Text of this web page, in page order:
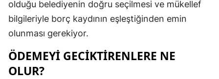
olduğu belediyenin doğru seçilmesi ve mükellef
bilgileriyle borç kaydının eşleştiğinden emin
olunması gerekiyor.
ÖDEMEYI GECIKTIRENLERE NE
OLUR?